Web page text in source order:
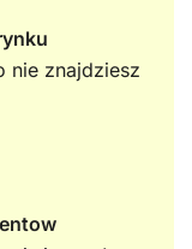
nie znajdziesz